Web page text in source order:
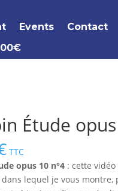
Events
Contact
Étude
TTC
opus 10 n°4: cette vidéo
lequel je vous